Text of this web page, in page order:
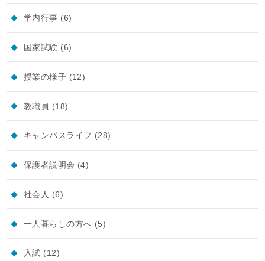
学内行事 (6)
国家試験 (6)
授業の様子 (12)
教職員 (18)
キャンパスライフ (28)
保護者説明会 (4)
社会人 (6)
一人暮らしの方へ (5)
入試 (12)